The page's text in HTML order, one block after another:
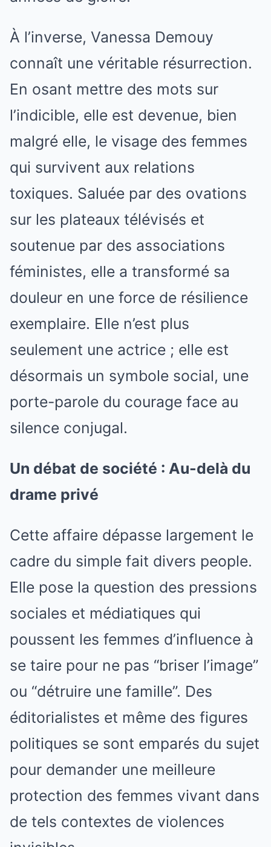
À l’inverse, Vanessa Demouy
connaît une véritable résurrection.
En osant mettre des mots sur
l’indicible, elle est devenue, bien
malgré elle, le visage des femmes
qui survivent aux relations
toxiques. Saluée par des ovations
sur les plateaux télévisés et
soutenue par des associations
féministes, elle a transformé sa
douleur en une force de résilience
exemplaire. Elle n’est plus
seulement une actrice ; elle est
désormais un symbole social, une
porte-parole du courage face au
silence conjugal.
Un débat de société : Au-delà du
drame privé
Cette affaire dépasse largement le
cadre du simple fait divers people.
Elle pose la question des pressions
sociales et médiatiques qui
poussent les femmes d’influence à
se taire pour ne pas “briser l’image”
ou “détruire une famille”. Des
éditorialistes et même des figures
politiques se sont emparés du sujet
pour demander une meilleure
protection des femmes vivant dans
de tels contextes de violences